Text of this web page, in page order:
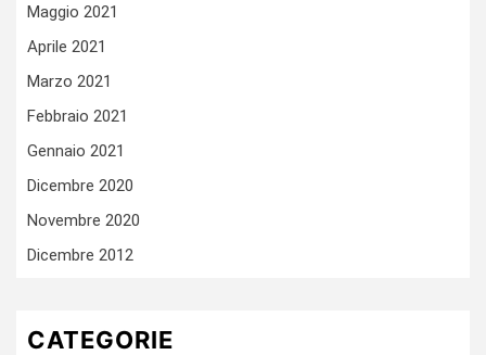
Maggio 2021
Aprile 2021
Marzo 2021
Febbraio 2021
Gennaio 2021
Dicembre 2020
Novembre 2020
Dicembre 2012
CATEGORIE